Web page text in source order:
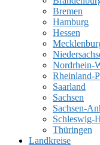
Bremen
Hamburg
Hessen
Nordrhein-
Rheinland-
Saarland
Sachsen
Sachsen-
Schleswig-
Thüringen
Landkreise